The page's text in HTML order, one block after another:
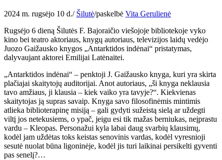
2024 m. rugsėjo 10 d./ Šilutė/paskelbė Vita Gerulienė
Rugsėjo 6 dieną Šilutės F. Bajoraičio viešojoje bibliotekoje vyko
kino bei teatro aktoriaus, knygų autoriaus, televizijos laidų vedėjo
Juozo Gaižausko knygos „Antarktidos indėnai“ pristatymas,
dalyvaujant aktorei Emilijai Latėnaitei.
„Antarktidos indėnai“ – penktoji J. Gaižausko knyga, kuri yra skirta
plačiajai skaitytojų auditorijai. Anot autoriaus, „ši knyga neklausia
tavo amžiaus, ji klausia – kiek vaiko yra tavyje?“. Kiekvienas
skaitytojas ją supras savaip. Knyga savo filosofinėmis mintimis
atlieka biblioterapinę misiją – gali gydyti sužeistą sielą ar uždegti
viltį jos netekusiems, o ypač, jeigu esi tik mažas berniukas, neįprastu
vardu – Kleopas. Personažui kyla labai daug svarbių klausimų,
kodėl jam uždėtas toks keistas senovinis vardas, kodėl vyresnioji
sesutė nuolat būna ligoninėje, kodėl jis turi laikinai persikelti gyventi
pas senelį?…